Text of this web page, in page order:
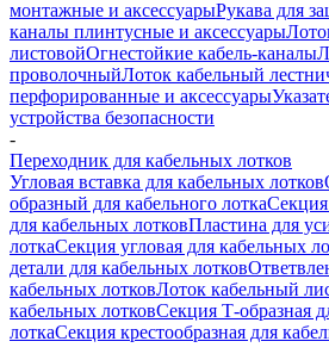
монтажные и аксессуарыРукава для
каналы плинтусные и аксессуары
листовойОгнестойкие кабель-каналы
проволочныйЛоток кабельный
перфорированные и аксессуары
устройства безопасности
-
Переходник для кабельных лотков
Угловая вставка для кабельных лотков
образный для кабельного лоткаСекция
для кабельных лотковПластина для
лоткаСекция угловая для кабельных
детали для кабельных лотков
кабельных лотковЛоток кабельный
кабельных лотковСекция Т-образная
лоткаСекция крестообразная для